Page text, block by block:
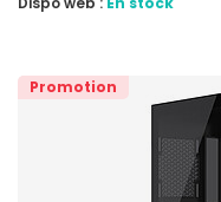
Promotion